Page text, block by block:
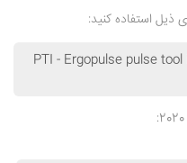
ذیل استفاده کنید:
PTI - Ergopulse pulse tool